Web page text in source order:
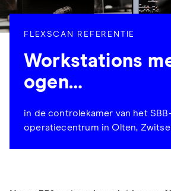
FLEXSCAN REFERENTIE
Workstations
ogen…
in de controlekamer van het SBB-
operatiecentrum in Olten,